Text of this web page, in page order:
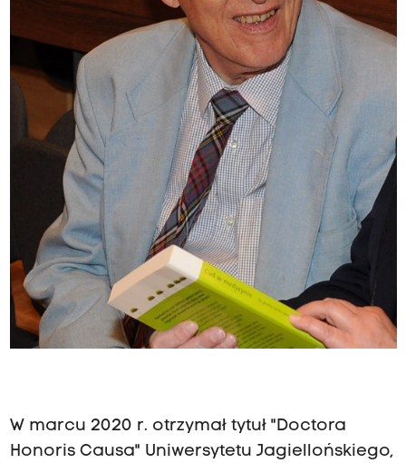
W marcu 2020 r. otrzymał tytuł "Doctora
Honoris Causa" Uniwersytetu Jagiellońskiego,